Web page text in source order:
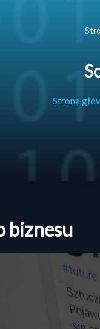
Strona
biznesu